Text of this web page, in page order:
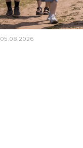
05.08.2026